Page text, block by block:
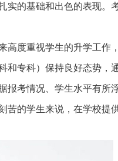
实的基础和出色的表现。
度重视学生的升学工作
和专科）保持良好态势，
报考情况、学生水平有所
苦的学生来说，在学校提